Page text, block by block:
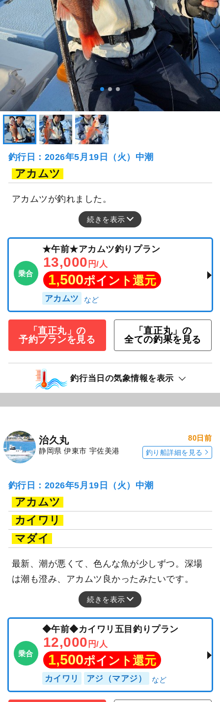
釣行日：2026年5月19日（火）中潮
アカムツ
アカムツが釣れました。
続きを表示
乗合
★午前★アカムツ釣りプラン
13,000 円/人
1,500ポイント還元
アカムツ
「直正丸」の
予約プランを見る
「直正丸」の
全ての釣果を見る
釣行当日の気象情報を表示
治久丸
静岡県 伊東市 宇佐美港
80日前
釣り船詳細を見る
釣行日：2026年5月19日（火）中潮
アカムツ
カイワリ
マダイ
最新、潮が悪くて、色んな魚が少しずつ。深場
は潮も澄み、アカムツ良かったみたいです。
続きを表示
乗合
◆午前◆カイワリ五目釣りプラン
12,000 円/人
1,500ポイント還元
カイワリ アジ（マアジ）